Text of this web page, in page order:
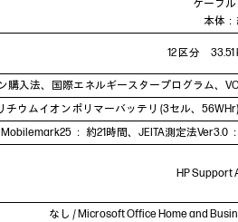
ケーブ
本体
12 区分 33.51
購入法、国際エネルギースタープログラム、
チウムイオンポリマーバッテリ (3セル、
Mobilemark25 ： 約21時間、JEITA測定法Ver3.0
HP Support
なし / Microsoft Office Home and